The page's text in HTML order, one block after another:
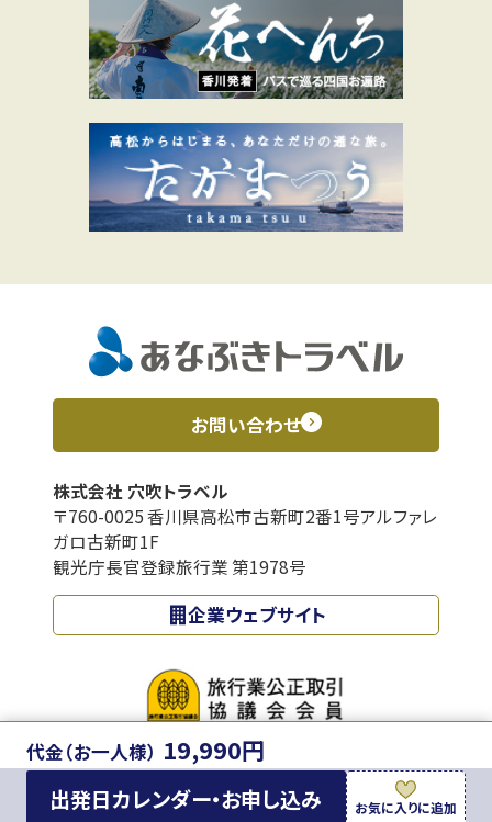
代金（お一人様） 19,990円
出発日カレンダー・お申し込み お気に入りに追加
お問い合わせ
株式会社 穴吹トラベル
〒760-0025 香川県高松市古新町2番1号アルファレ
ガロ古新町1F
観光庁長官登録旅行業 第1978号
企業ウェブサイト
© 2025 Anabukitravel Inc.